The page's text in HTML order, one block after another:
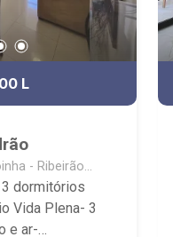
L
- Ribeirão
dormitórios
Vida Plena- 3
e ar-